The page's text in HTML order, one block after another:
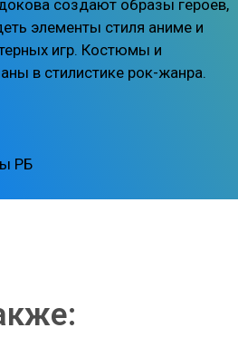
создают образы героев,
элементы стиля аниме и
игр. Костюмы и
в стилистике рок-жанра.
РБ